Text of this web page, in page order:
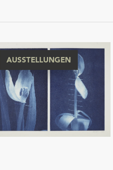
AUSSTELLUNGEN